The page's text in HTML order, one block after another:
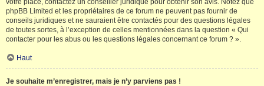
votre place, contactez un conseiller juridique pour obtenir son avis. Notez que
phpBB Limited et les propriétaires de ce forum ne peuvent pas fournir de
conseils juridiques et ne sauraient être contactés pour des questions légales
de toutes sortes, à l’exception de celles mentionnées dans la question « Qui
contacter pour les abus ou les questions légales concernant ce forum ? ».
Haut
Je souhaite m’enregistrer, mais je n’y parviens pas !